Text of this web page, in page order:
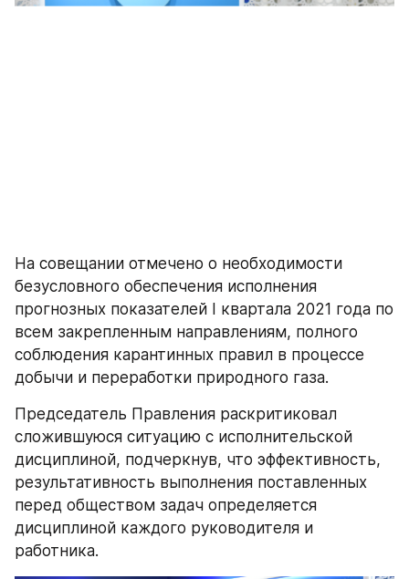
На совещании отмечено о необходимости
безусловного обеспечения исполнения
прогнозных показателей I квартала 2021 года по
всем закрепленным направлениям, полного
соблюдения карантинных правил в процессе
добычи и переработки природного газа.
Председатель Правления раскритиковал
сложившуюся ситуацию с исполнительской
дисциплиной, подчеркнув, что эффективность,
результативность выполнения поставленных
перед обществом задач определяется
дисциплиной каждого руководителя и
работника.